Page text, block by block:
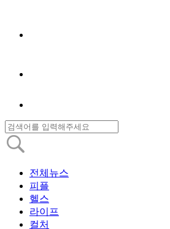
전체뉴스
피플
헬스
라이프
컬처